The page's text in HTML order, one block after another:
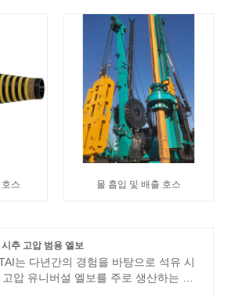
스 물 흡입 및 배출 호스
추 고압 범용 엘보
는 다년간의 경험을 바탕으로 석유 시
고압 유니버설 엘보를 주로 생산하는 중